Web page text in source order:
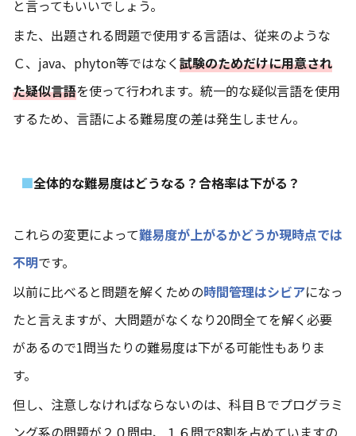
と言ってもいいでしょう。
また、出題される問題で使用する言語は、従来のような
Ｃ、java、phyton等ではなく試験のためだけに用意され
た疑似言語を使って行われます。統一的な疑似言語を使用
するため、言語による難易度の差は発生しません。
全体的な難易度はどうなる？合格率は下がる？
これらの変更によって難易度が上がるかどうか現時点では
不明です。
以前に比べると問題を解くための時間管理はシビアになっ
たと言えますが、大問題がなくなり20問全てを解く必要
があるので1問当たりの難易度は下がる可能性もありま
す。
但し、注意しなければならないのは、科目Ｂでプログラミ
ング系の問題が２０問中、１６問で8割を占めていますの